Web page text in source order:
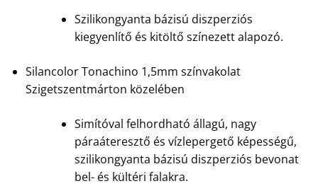
Szilikongyanta bázisú diszperziós
kiegyenlítő és kitöltő színezett alapozó.
Silancolor Tonachino 1,5mm színvakolat
Szigetszentmárton közelében
Simítóval felhordható állagú, nagy
páraáteresztő és vízlepergető képességű,
szilikongyanta bázisú diszperziós bevonat
bel- és kültéri falakra.